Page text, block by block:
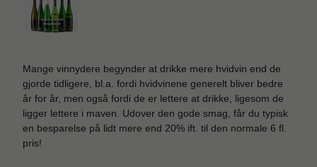
Mange vinnydere begynder at drikke mere hvidvin end de
gjorde tidligere, bl.a. fordi hvidvinene generelt bliver bedre
år for år, men også fordi de er lettere at drikke, ligesom de
ligger lettere i maven. Udover den gode smag, får du typisk
en besparelse på lidt mere end 20% ift. til den normale 6 fl.
pris!